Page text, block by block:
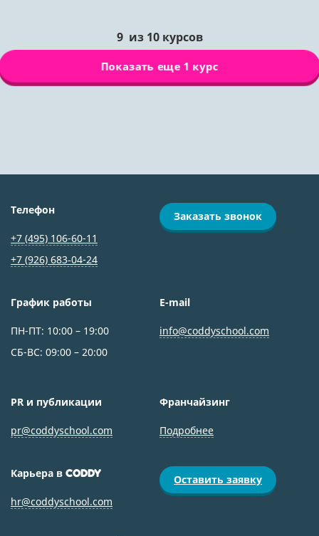
9из 10курсов
Показать еще 1 курс
Телефон
+7 (495) 106-60-11
+7 (926) 683‑04-24
Заказать звонок
График работы
ПН-ПТ: 10:00 – 19:00
СБ-ВС: 09:00 – 20:00
E-mail
info@coddyschool.com
PR и публикации
pr@coddyschool.com
Франчайзинг
Подробнее
Карьера в CODDY
hr@coddyschool.com
Оставить заявку